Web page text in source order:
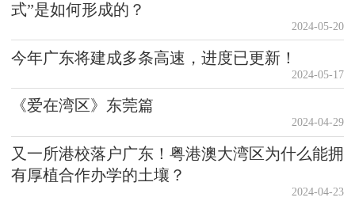
式”是如何形成的？
2024-05-20
今年广东将建成多条高速，进度已更新！
2024-05-17
《爱在湾区》东莞篇
2024-04-29
又一所港校落户广东！粤港澳大湾区为什么能拥
有厚植合作办学的土壤？
2024-04-23